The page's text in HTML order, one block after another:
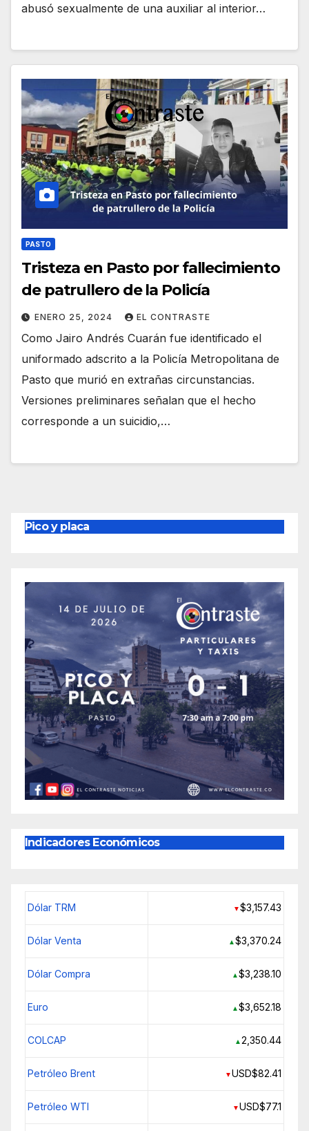
abusó sexualmente de una auxiliar al interior…
PASTO
Tristeza en Pasto por fallecimiento
de patrullero de la Policía
ENERO 25, 2024 EL CONTRASTE
Como Jairo Andrés Cuarán fue identificado el
uniformado adscrito a la Policía Metropolitana de
Pasto que murió en extrañas circunstancias.
Versiones preliminares señalan que el hecho
corresponde a un suicidio,…
Pico y placa
Indicadores Económicos
Dólar TRM ▼$3,157.43
Dólar Venta ▲$3,370.24
Dólar Compra ▲$3,238.10
Euro ▲$3,652.18
COLCAP ▲2,350.44
Petróleo Brent ▼USD$82.41
Petróleo WTI ▼USD$77.1